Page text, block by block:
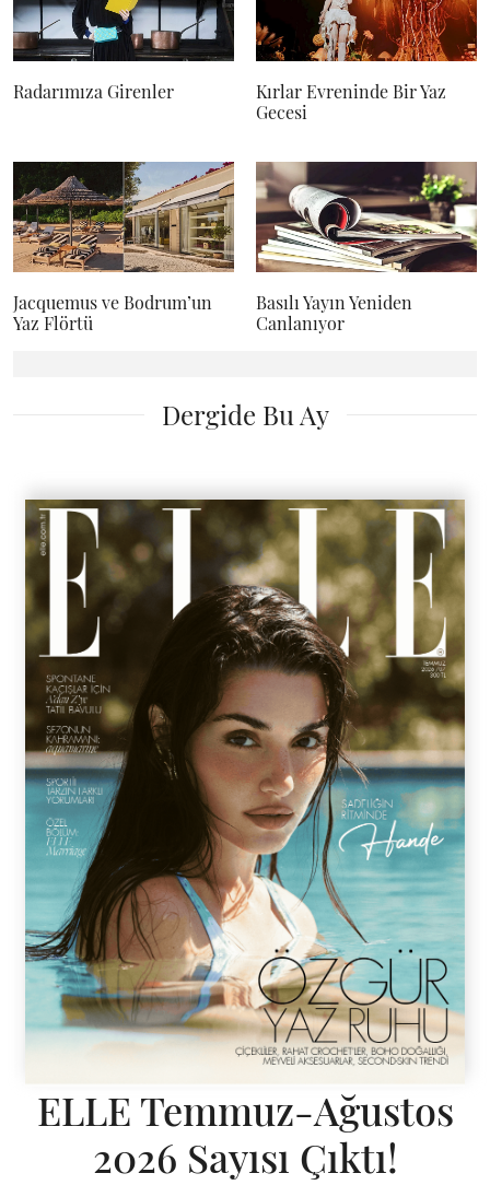
Radarımıza Girenler
Kırlar Evreninde Bir Yaz
Gecesi
Jacquemus ve Bodrum’un
Yaz Flörtü
Basılı Yayın Yeniden
Canlanıyor
Dergide Bu Ay
ELLE Temmuz-Ağustos
2026 Sayısı Çıktı!